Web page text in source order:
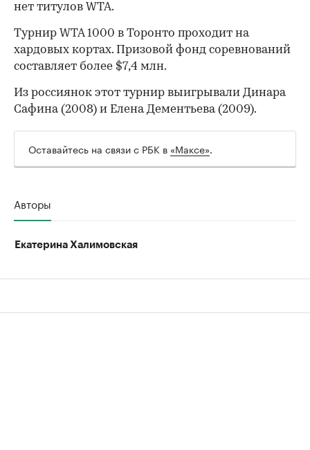
00:00 00:00
нет титулов WTA.
Турнир WTA 1000 в Торонто проходит на
хардовых кортах. Призовой фонд соревнований
составляет более $7,4 млн.
Из россиянок этот турнир выигрывали Динара
Сафина (2008) и Елена Дементьева (2009).
Оставайтесь на связи с РБК в «Максе».
Авторы
Екатерина Халимовская